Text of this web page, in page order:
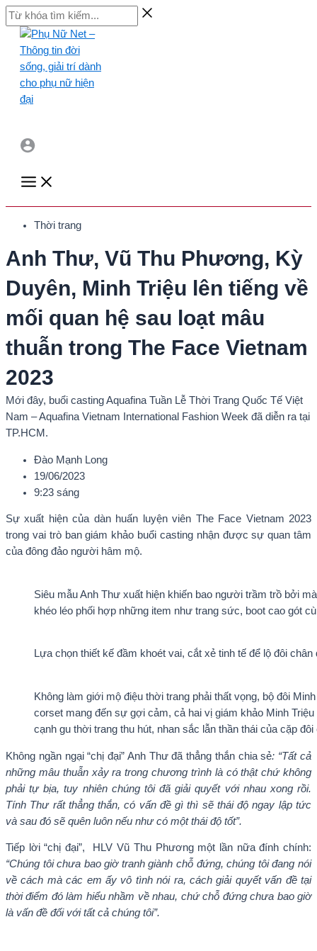
Skip
to
content
Từ
khóa
kiếm...
Main
Menu
Thời trang
Anh Thư, Vũ Thu Phương, Kỳ
Duyên, Minh Triệu lên tiếng về
mối quan hệ sau loạt mâu
thuẫn trong The Face Vietnam
2023
Mới đây, buổi casting Aquafina Tuần Lễ Thời Trang Quốc Tế Việt
Nam – Aquafina Vietnam International Fashion Week đã diễn ra tại
TP.HCM.
Đào Mạnh Long
19/06/2023
9:23 sáng
Sự xuất hiện của dàn huấn luyện viên The Face Vietnam 2023
trong vai trò ban giám khảo buổi casting nhận được sự quan tâm
của đông đảo người hâm mộ.
Siêu mẫu Anh Thư xuất hiện khiến bao người trầm trồ bởi
khéo léo phối hợp những item như trang sức, boot cao gót
Lựa chọn thiết kế đầm khoét vai, cắt xẻ tinh tế để lộ đôi
Không làm giới mộ điệu thời trang phải thất vọng, bộ đôi
corset mang đến sự gợi cảm, cả hai vị giám khảo Minh
cạnh gu thời trang thu hút, nhan sắc lẫn thần thái của cặp đôi
Không ngần ngại “chị đại” Anh Thư đã thẳng thắn chia sẻ: “Tất cả
những mâu thuẫn xảy ra trong chương trình là có thật chứ không
phải tự bịa, tuy nhiên chúng tôi đã giải quyết với nhau xong rồi.
Tính Thư rất thẳng thắn, có vấn đề gì thì sẽ thái độ ngay lập tức
và sau đó sẽ quên luôn nếu như có một thái độ tốt”.
Tiếp lời “chị đại”, HLV Vũ Thu Phương một lần nữa đính chính:
“Chúng tôi chưa bao giờ tranh giành chỗ đứng, chúng tôi đang nói
về cách mà các em ấy vô tình nói ra, cách giải quyết vấn đề tại
thời điểm đó làm hiểu nhầm về nhau, chứ chỗ đứng chưa bao giờ
là vấn đề đối với tất cả chúng tôi”.